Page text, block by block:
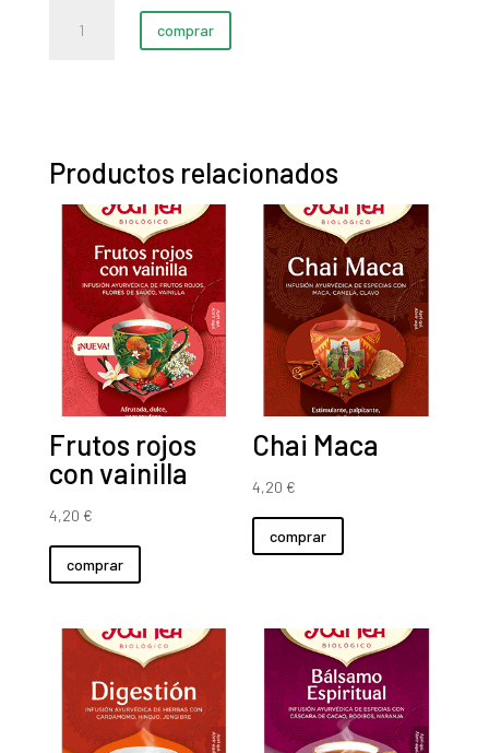
menstruación
comprar
Productos relacionados
Frutos rojos
con vainilla
4,20 €
comprar
Chai Maca
4,20 €
comprar